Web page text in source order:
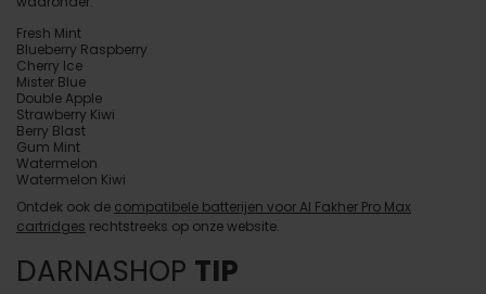
Fresh Mint
Blueberry Raspberry
Cherry Ice
Mister Blue
Double Apple
Strawberry Kiwi
Berry Blast
Gum Mint
Watermelon
Watermelon Kiwi
Ontdek ook de compatibele batterijen voor Al Fakher Pro Max
cartridges rechtstreeks op onze website.
DARNASHOP TIP